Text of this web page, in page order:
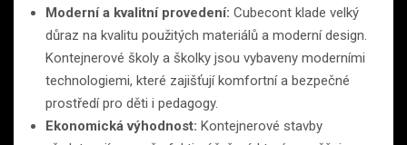
Moderní a kvalitní provedení: Cubecont klade velký
důraz na kvalitu použitých materiálů a moderní design.
Kontejnerové školy a školky jsou vybaveny moderními
technologiemi, které zajišťují komfortní a bezpečné
prostředí pro děti i pedagogy.
Ekonomická výhodnost: Kontejnerové stavby